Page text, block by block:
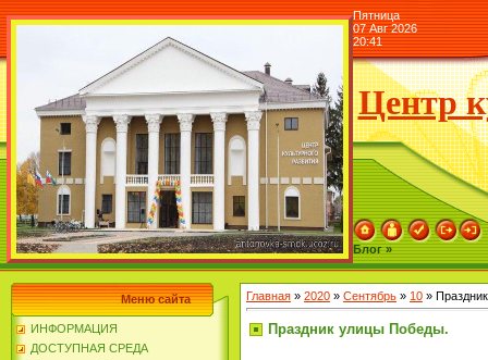
Пятница
07 Авг 2026
20:41
Центр
Блог »
Меню сайта
ИНФОРМАЦИЯ
ДОСТУПНАЯ СРЕДА
Главная » 2020 » Сентябрь » 10 »
Праздник улицы Победы.